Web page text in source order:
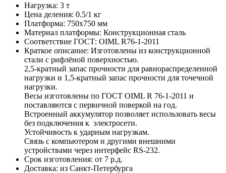
Нагрузка: 3 т
Цена деления: 0.5/1 кг
Платформа: 750х750 мм
Материал платформы: Конструкционная сталь
Соответствие ГОСТ: OIML R76-1-2011
Краткое описание: Изготовлены из конструкционной
стали с рифлёной поверхностью.
2,5-кратный запас прочности для равнораспределенной
нагрузки и 1,5-кратный запас прочности для точечной
нагрузки.
Весы изготовлены по ГОСТ OIML R 76-1-2011 и
поставляются с первичной поверкой на год.
Встроенный аккумулятор позволяет использовать весы
без подключения к электросети.
Устойчивость к ударным нагрузкам.
Связь с компьютером и другими внешними
устройствами через интерфейс RS-232.
Срок изготовления: от 7 р.д.
Доставка: из Санкт-Петербурга